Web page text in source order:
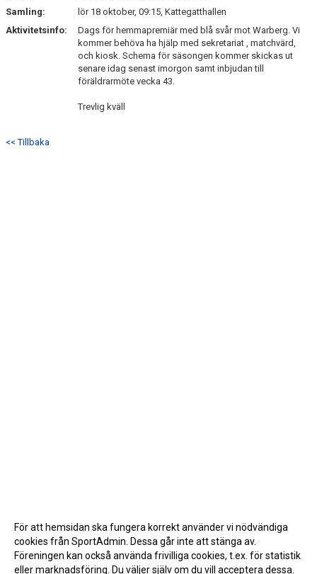
Samling:
lör 18 oktober, 09:15, Kattegatthallen
Aktivitetsinfo:
Dags för hemmapremiär med blå svår mot Warberg. Vi
kommer behöva ha hjälp med sekretariat , matchvärd,
och kiosk. Schema för säsongen kommer skickas ut
senare idag senast imorgon samt inbjudan till
föräldrarmöte vecka 43.
Trevlig kväll
<< Tillbaka
För att hemsidan ska fungera korrekt använder vi nödvändiga
cookies från SportAdmin. Dessa går inte att stänga av.
Föreningen kan också använda frivilliga cookies, t.ex. för statistik
eller marknadsföring. Du väljer själv om du vill acceptera dessa.